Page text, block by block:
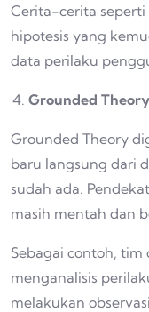
Cerita-cerita seperti
hipotesis yang
data perilaku
Grounded Theory
Grounded Theory
baru langsung dari
sudah ada.
masih mentah dan
Sebagai contoh, tim
menganalisis
melakukan